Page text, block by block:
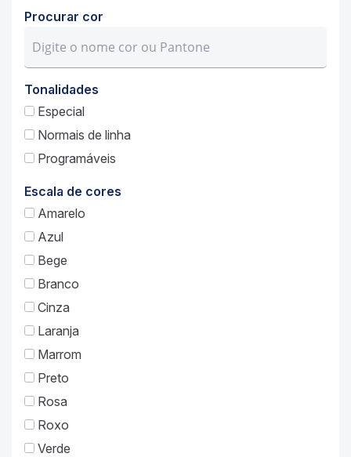
Procurar cor
Tonalidades
Especial
Normais de linha
Programáveis
Escala de cores
Amarelo
Azul
Bege
Branco
Cinza
Laranja
Marrom
Preto
Rosa
Roxo
Verde